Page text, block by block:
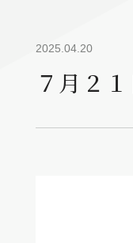
2025.04.20
７月２